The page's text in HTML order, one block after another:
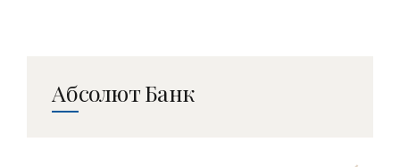
Абсолют Банк